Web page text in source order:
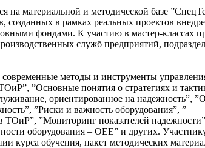
на материальной и методической базе
в рамках реальных проектов
фондами. К участию в мастер-классах
служб предприятий,
методы и инструменты
”Основные понятия о стратегиях и
ориентированное на надежность”,
”Риски и важность оборудования”, ”
”Мониторинг показателей
оборудования – OEE” и других.
курса обучения, пакет методических